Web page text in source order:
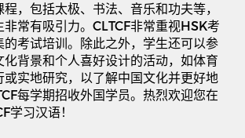
，包括太极、书法、音乐和功夫等，
常有吸引力。 CLTCF非常重视HSK考
的考试培训。除此之外，学生还可以参
化背景和个人喜好设计的活动，如体育
或实地研究，以了解中国文化并更好地
每学期招收外国学员。热烈欢迎您在
学习汉语！